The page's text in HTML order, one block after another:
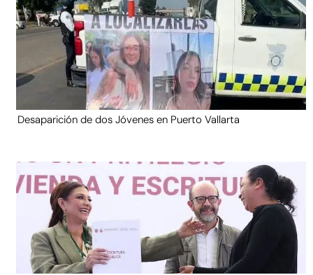
Desaparición de dos Jóvenes en Puerto Vallarta